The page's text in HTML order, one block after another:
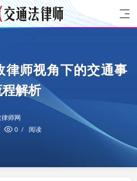
律师视角下的交通事
解析
师网
0 阅读